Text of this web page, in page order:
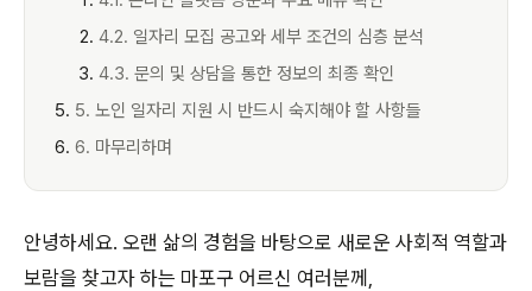
4.2. 일자리 모집 공고와 세부 조건의 심층 분석
4.3. 문의 및 상담을 통한 정보의 최종 확인
5. 노인 일자리 지원 시 반드시 숙지해야 할 사항들
6. 마무리하며
안녕하세요. 오랜 삶의 경험을 바탕으로 새로운 사회적 역할과
보람을 찾고자 하는 마포구 어르신 여러분께,